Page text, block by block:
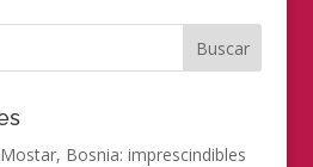
Bosnia: imprescindibles